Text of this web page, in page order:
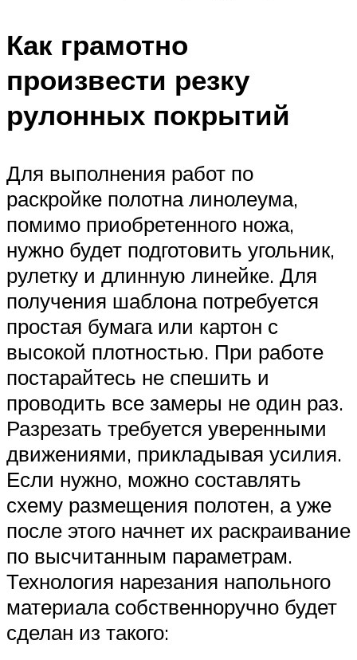
Как грамотно
произвести резку
рулонных покрытий
Для выполнения работ по
раскройке полотна линолеума,
помимо приобретенного ножа,
нужно будет подготовить угольник,
рулетку и длинную линейке. Для
получения шаблона потребуется
простая бумага или картон с
высокой плотностью. При работе
постарайтесь не спешить и
проводить все замеры не один раз.
Разрезать требуется уверенными
движениями, прикладывая усилия.
Если нужно, можно составлять
схему размещения полотен, а уже
после этого начнет их раскраивание
по высчитанным параметрам.
Технология нарезания напольного
материала собственноручно будет
сделан из такого: